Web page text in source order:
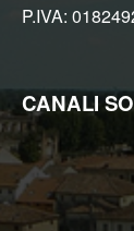
suo
farli
il
un
P.IVA:
CANALI